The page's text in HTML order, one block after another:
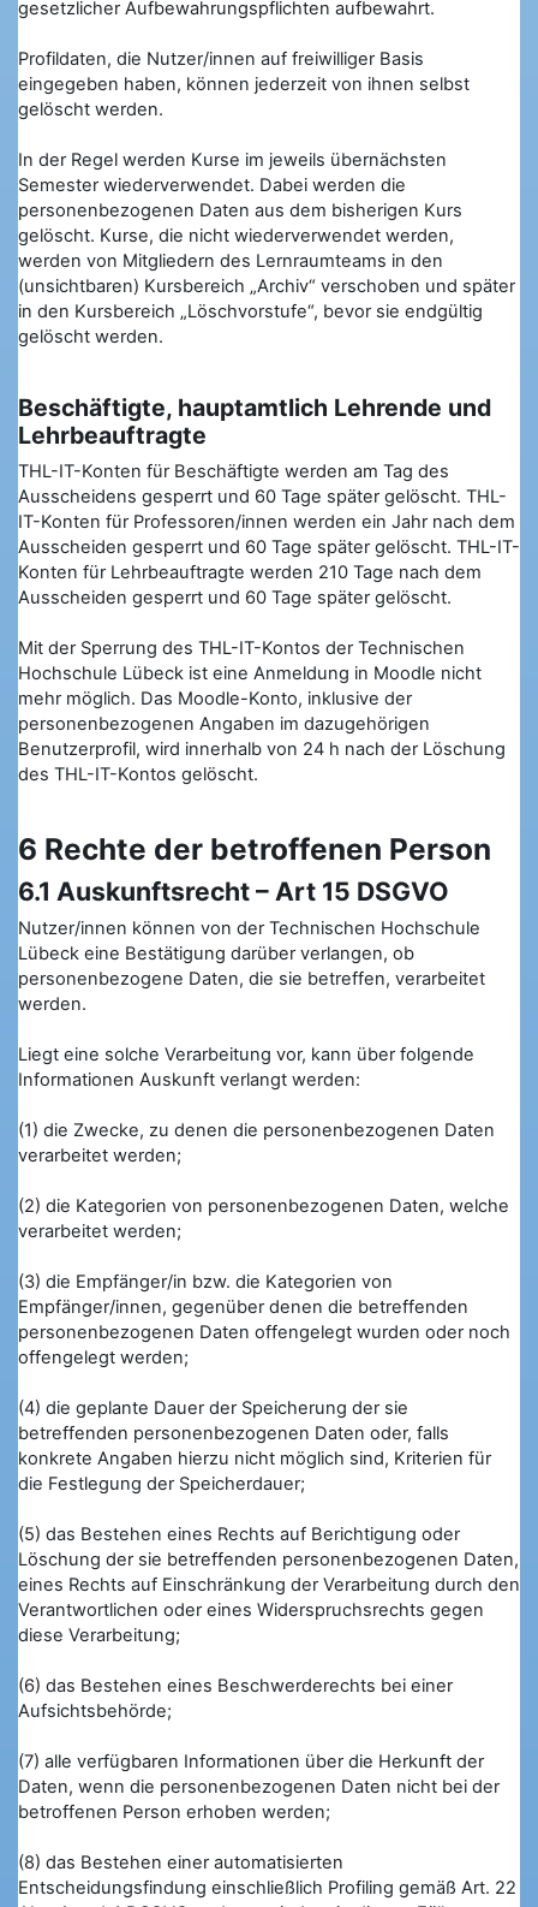
gesetzlicher Aufbewahrungspflichten aufbewahrt.
Profildaten, die Nutzer/innen auf freiwilliger Basis
eingegeben haben, können jederzeit von ihnen selbst
gelöscht werden.
In der Regel werden Kurse im jeweils übernächsten
Semester wiederverwendet. Dabei werden die
personenbezogenen Daten aus dem bisherigen Kurs
gelöscht. Kurse, die nicht wiederverwendet werden,
werden von Mitgliedern des Lernraumteams in den
(unsichtbaren) Kursbereich „Archiv“ verschoben und später
in den Kursbereich „Löschvorstufe“, bevor sie endgültig
gelöscht werden.
Beschäftigte, hauptamtlich Lehrende und
Lehrbeauftragte
THL-IT-Konten für Beschäftigte werden am Tag des
Ausscheidens gesperrt und 60 Tage später gelöscht. THL-
IT-Konten für Professoren/innen werden ein Jahr nach dem
Ausscheiden gesperrt und 60 Tage später gelöscht. THL-IT-
Konten für Lehrbeauftragte werden 210 Tage nach dem
Ausscheiden gesperrt und 60 Tage später gelöscht.
Mit der Sperrung des THL-IT-Kontos der Technischen
Hochschule Lübeck ist eine Anmeldung in Moodle nicht
mehr möglich. Das Moodle-Konto, inklusive der
personenbezogenen Angaben im dazugehörigen
Benutzerprofil, wird innerhalb von 24 h nach der Löschung
des THL-IT-Kontos gelöscht.
6 Rechte der betroffenen Person
6.1 Auskunftsrecht – Art 15 DSGVO
Nutzer/innen können von der Technischen Hochschule
Lübeck eine Bestätigung darüber verlangen, ob
personenbezogene Daten, die sie betreffen, verarbeitet
werden.
Liegt eine solche Verarbeitung vor, kann über folgende
Informationen Auskunft verlangt werden:
(1) die Zwecke, zu denen die personenbezogenen Daten
verarbeitet werden;
(2) die Kategorien von personenbezogenen Daten, welche
verarbeitet werden;
(3) die Empfänger/in bzw. die Kategorien von
Empfänger/innen, gegenüber denen die betreffenden
personenbezogenen Daten offengelegt wurden oder noch
offengelegt werden;
(4) die geplante Dauer der Speicherung der sie
betreffenden personenbezogenen Daten oder, falls
konkrete Angaben hierzu nicht möglich sind, Kriterien für
die Festlegung der Speicherdauer;
(5) das Bestehen eines Rechts auf Berichtigung oder
Löschung der sie betreffenden personenbezogenen Daten,
eines Rechts auf Einschränkung der Verarbeitung durch den
Verantwortlichen oder eines Widerspruchsrechts gegen
diese Verarbeitung;
(6) das Bestehen eines Beschwerderechts bei einer
Aufsichtsbehörde;
(7) alle verfügbaren Informationen über die Herkunft der
Daten, wenn die personenbezogenen Daten nicht bei der
betroffenen Person erhoben werden;
(8) das Bestehen einer automatisierten
Entscheidungsfindung einschließlich Profiling gemäß Art. 22